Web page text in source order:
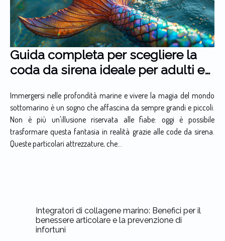
Guida completa per scegliere la
coda da sirena ideale per adulti e
Immergersi nelle profondità marine e vivere la magia del mondo
sottomarino è un sogno che affascina da sempre grandi e piccoli.
Non è più un'illusione riservata alle fiabe: oggi è possibile
trasformare questa fantasia in realità grazie alle code da sirena.
Queste particolari attrezzature, che...
Integratori di collagene marino: Benefici per il
benessere articolare e la prevenzione di
infortuni